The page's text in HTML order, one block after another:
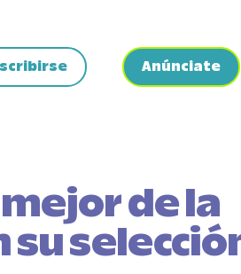
Anúnciate
de la
su